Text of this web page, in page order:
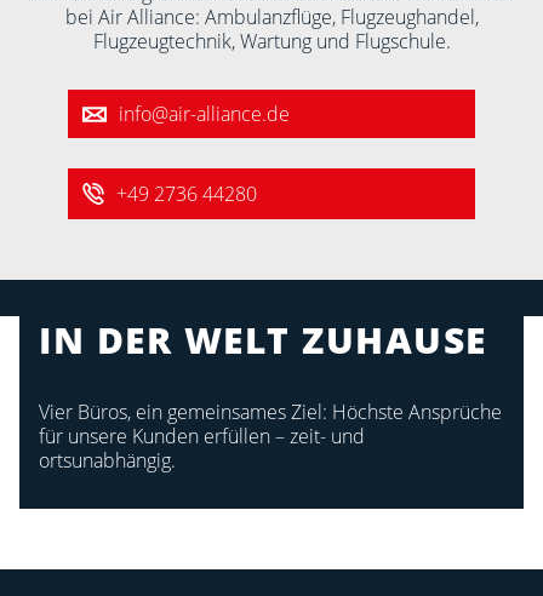
bei Air Alliance: Ambulanzflüge, Flugzeughandel,
Flugzeugtechnik, Wartung und Flugschule.
info@air-alliance.de
+49 2736 44280
IN DER WELT ZUHAUSE
Vier Büros, ein gemeinsames Ziel: Höchste Ansprüche
für unsere Kunden erfüllen – zeit- und
ortsunabhängig.